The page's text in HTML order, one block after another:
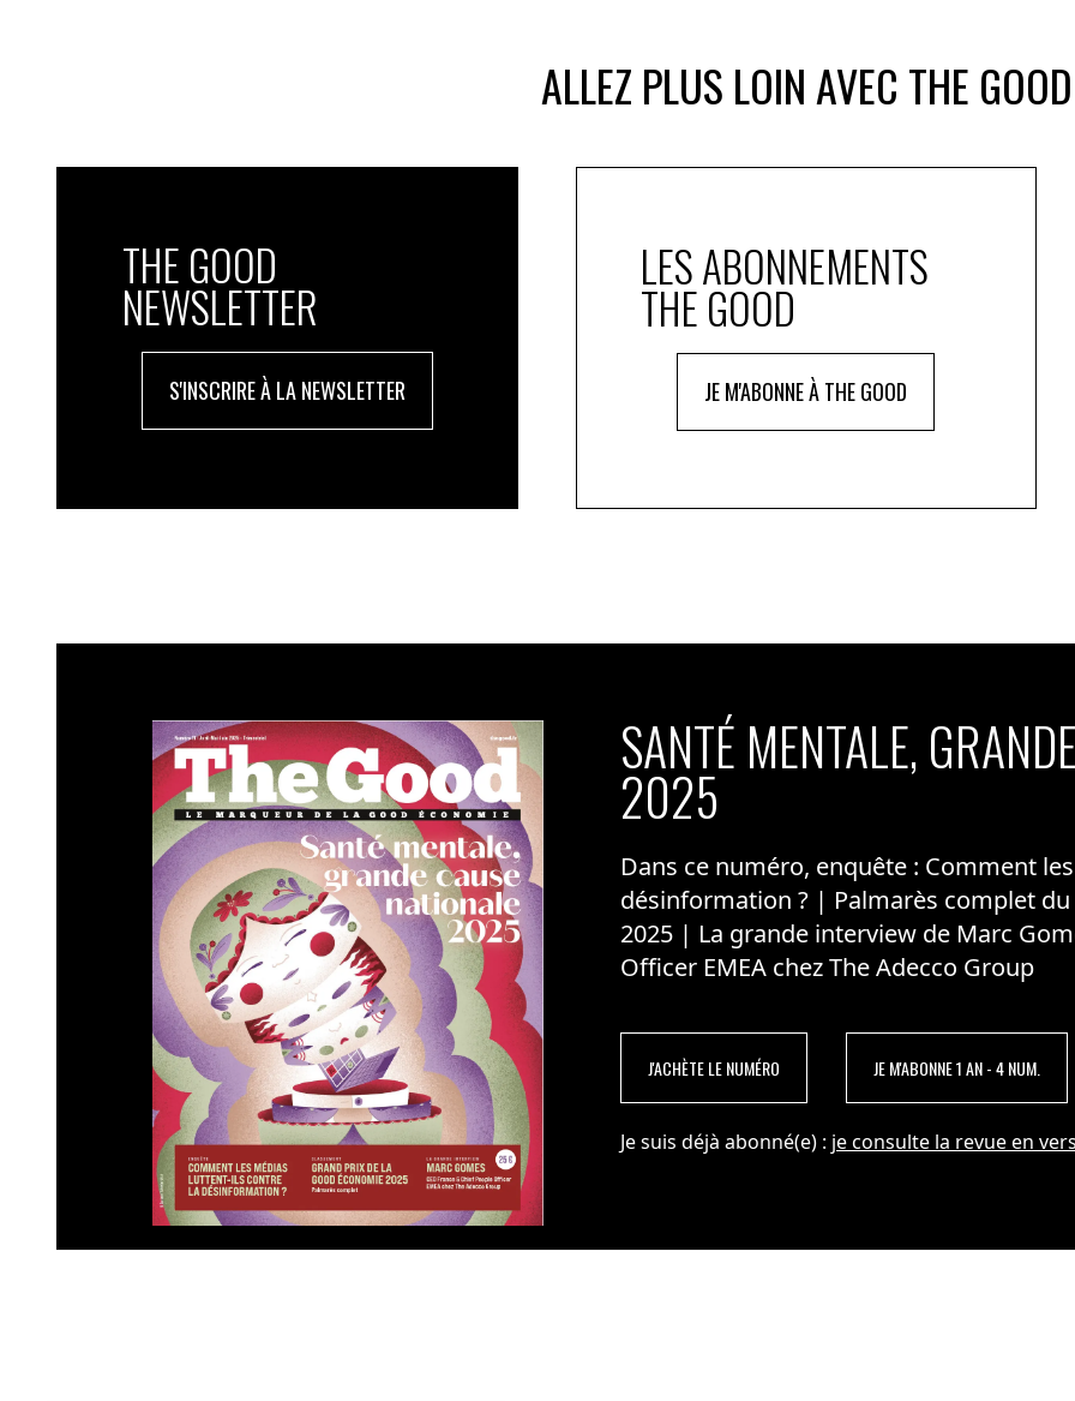
ALLEZ PLUS LOIN AVEC THE GOOD
THE GOOD
NEWSLETTER
S'INSCRIRE À LA NEWSLETTER
LES ABONNEMENTS
THE GOOD
JE M'ABONNE À THE GOOD
SANTÉ MENTALE,
2025
Dans ce numéro, enquête : Comment
désinformation ? | Palmarès complet
2025 | La grande interview de Marc
Officer EMEA chez The Adecco Group
J'ACHÈTE LE NUMÉRO JE M'ABONNE 1 AN - 4 NUM.
Je suis déjà abonné(e) : je consulte la revue en